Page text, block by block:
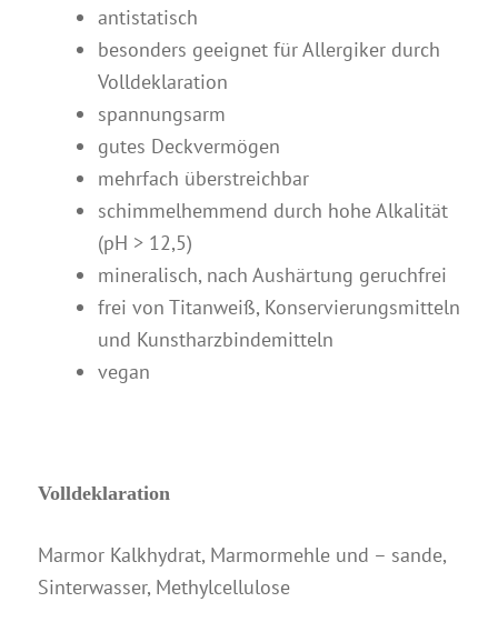
antistatisch
besonders geeignet für Allergiker durch
Volldeklaration
spannungsarm
gutes Deckvermögen
mehrfach überstreichbar
schimmelhemmend durch hohe Alkalität
(pH > 12,5)
mineralisch, nach Aushärtung geruchfrei
frei von Titanweiß, Konservierungsmitteln
und Kunstharzbindemitteln
vegan
Volldeklaration
Marmor Kalkhydrat, Marmormehle und – sande,
Sinterwasser, Methylcellulose